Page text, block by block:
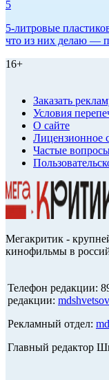
5
5-литровые
что из них делаю —
16+
Заказать
Условия
О сайте
Лицензионное
Частые
Мегакритик -
кинофильмы в
Телефон редакции:
редакции:
Рекламный отдел:
Главный редактор